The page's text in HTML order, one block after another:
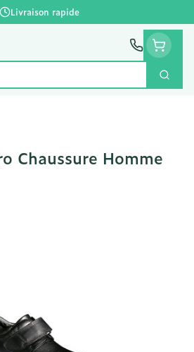
Livraison rapide
Chaussure Homme